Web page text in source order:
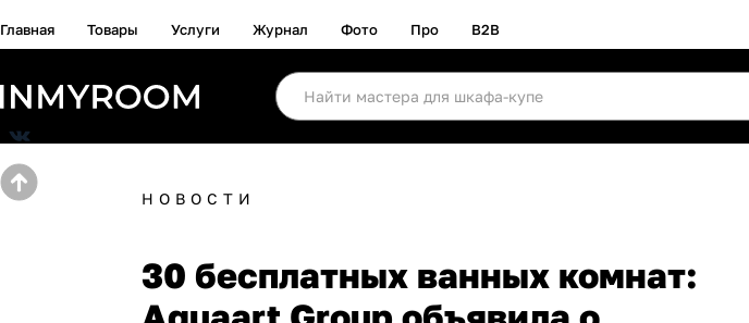
Главная Товары Услуги Журнал Фото Про B2B
НОВОСТИ
30 бесплатных ванных комнат: